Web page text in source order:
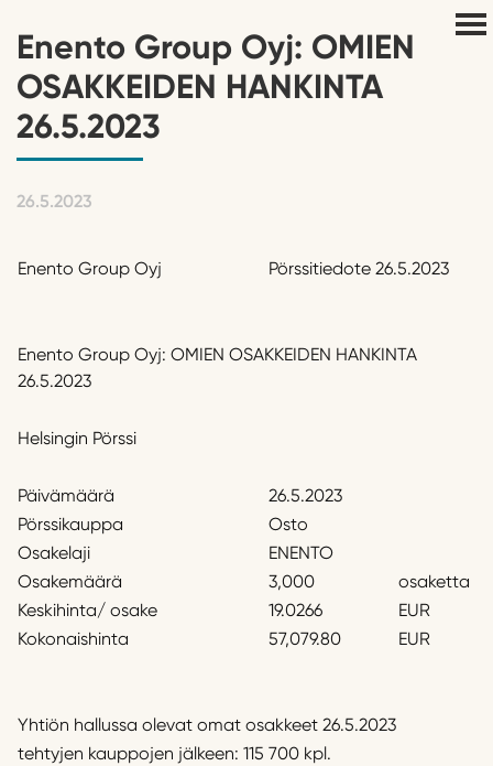
Enento Group Oyj: OMIEN
OSAKKEIDEN HANKINTA
26.5.2023
26.5.2023
Enento Group Oyj Pörssitiedote 26.5.2023
Enento Group Oyj: OMIEN OSAKKEIDEN HANKINTA
26.5.2023
Helsingin Pörssi
Päivämäärä
26.5.2023
Pörssikauppa
Osto
Osakelaji
ENENTO
Osakemäärä
3,000
osaketta
Keskihinta/ osake
19.0266
EUR
Kokonaishinta
57,079.80 EUR
Yhtiön hallussa olevat omat osakkeet 26.5.2023
tehtyjen kauppojen jälkeen: 115 700 kpl.